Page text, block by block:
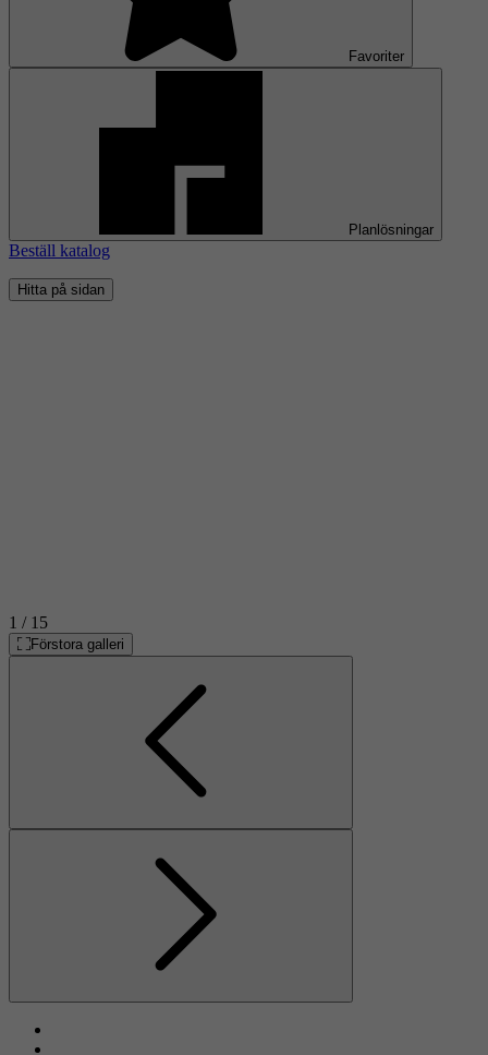
Favoriter
Planlösningar
Beställ katalog
Hitta på sidan
1 / 15
Förstora galleri
Föregående
Nästa